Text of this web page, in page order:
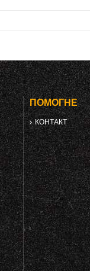
ПОМОГНЕ
КОНТАКТ